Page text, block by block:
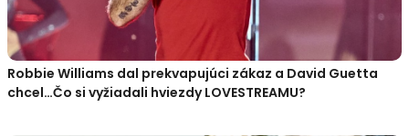
Robbie Williams dal prekvapujúci zákaz a David Guetta
chcel…Čo si vyžiadali hviezdy LOVESTREAMU?